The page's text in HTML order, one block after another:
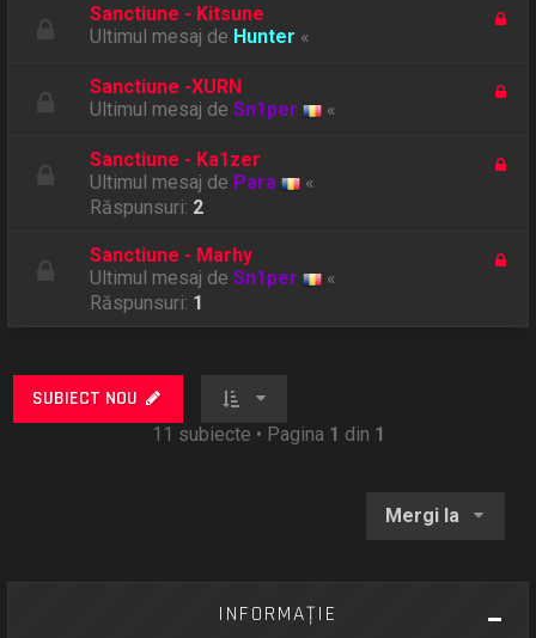
Sanctiune - Kitsune
Ultimul mesaj de Hunter «
Sanctiune -XURN
Ultimul mesaj deSn1per «
Sanctiune - Ka1zer
Ultimul mesaj de Para
«
Răspunsuri: 2
Sanctiune - Marhy
Ultimul mesaj deSn1per
«
Răspunsuri: 1
SUBIECT NOU
11 subiecte • Pagina 1 din 1
Mergi la
INFORMAŢIE